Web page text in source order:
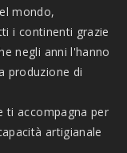
mondo,
i continenti grazie
negli anni l'hanno
produzione di
ti accompagna per
artigianale